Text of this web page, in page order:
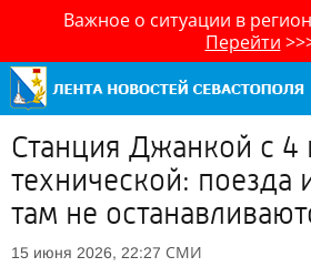
Важное о ситуации в
Перейти
Станция Джанкой с 4
технической: поезда
там не
15 июня 2026, 22:27 СМИ